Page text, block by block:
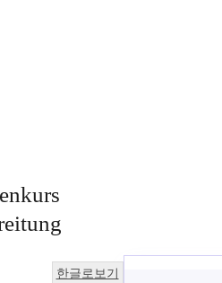
한글로보기